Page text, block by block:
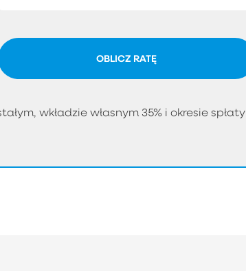
OBLICZ RATĘ
wkładzie własnym 35% i okresie spłaty